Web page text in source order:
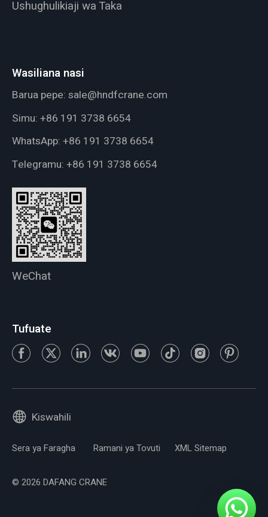
Ushughulikiaji wa Taka
Wasiliana nasi
Barua pepe: sale@hndfcrane.com
Simu: +86 191 3738 6654
WhatsApp: +86 191 3738 6654
Telegramu: +86 191 3738 6654
WeChat
Tufuate
Kiswahili
Sera ya Faragha Ramani ya Tovuti XML Sitemap
© 2026 DAFANG CRANE